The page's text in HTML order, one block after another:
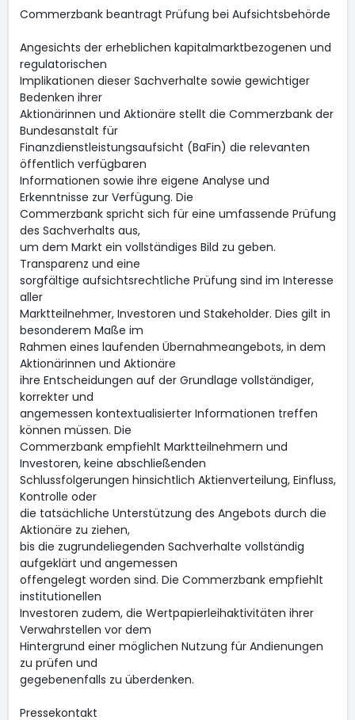
Commerzbank beantragt Prüfung bei Aufsichtsbehörde
Angesichts der erheblichen kapitalmarktbezogenen und
regulatorischen
Implikationen dieser Sachverhalte sowie gewichtiger
Bedenken ihrer
Aktionärinnen und Aktionäre stellt die Commerzbank der
Bundesanstalt für
Finanzdienstleistungsaufsicht (BaFin) die relevanten
öffentlich verfügbaren
Informationen sowie ihre eigene Analyse und
Erkenntnisse zur Verfügung. Die
Commerzbank spricht sich für eine umfassende Prüfung
des Sachverhalts aus,
um dem Markt ein vollständiges Bild zu geben.
Transparenz und eine
sorgfältige aufsichtsrechtliche Prüfung sind im Interesse
aller
Marktteilnehmer, Investoren und Stakeholder. Dies gilt in
besonderem Maße im
Rahmen eines laufenden Übernahmeangebots, in dem
Aktionärinnen und Aktionäre
ihre Entscheidungen auf der Grundlage vollständiger,
korrekter und
angemessen kontextualisierter Informationen treffen
können müssen. Die
Commerzbank empfiehlt Marktteilnehmern und
Investoren, keine abschließenden
Schlussfolgerungen hinsichtlich Aktienverteilung, Einfluss,
Kontrolle oder
die tatsächliche Unterstützung des Angebots durch die
Aktionäre zu ziehen,
bis die zugrundeliegenden Sachverhalte vollständig
aufgeklärt und angemessen
offengelegt worden sind. Die Commerzbank empfiehlt
institutionellen
Investoren zudem, die Wertpapierleihaktivitäten ihrer
Verwahrstellen vor dem
Hintergrund einer möglichen Nutzung für Andienungen
zu prüfen und
gegebenenfalls zu überdenken.
Pressekontakt